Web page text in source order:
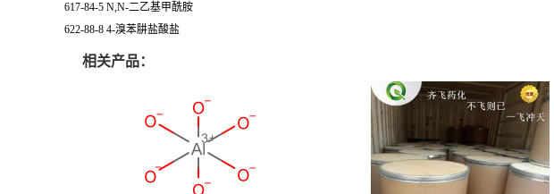
617-84-5 N,N-二乙基甲酰胺
622-88-8 4-溴苯肼盐酸盐
相关产品：